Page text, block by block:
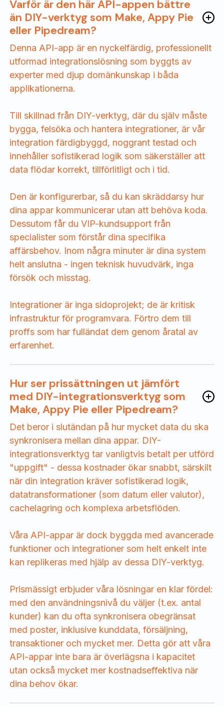
Varför är den här API-appen bättre
än DIY-verktyg som Make, Appy Pie
eller Pipedream?
Denna API-app är en nyckelfärdig, professionellt
utformad integrationslösning som byggts av
experter med djup domänkunskap i båda
applikationerna.
Till skillnad från DIY-verktyg, där du själv måste
bygga, felsöka och hantera integrationer, är vår
integration färdigbyggd, noggrant testad och
innehåller sofistikerad logik som säkerställer att
data flödar korrekt, tillförlitligt och i tid.
Den är konfigurerbar, så du kan skräddarsy hur
dina appar kommunicerar utan att behöva koda.
Dessutom får du VIP-kundsupport från
specialister som förstår dina specifika
affärsbehov. Inom några minuter är dina system
helt anslutna - ingen teknisk huvudvärk, inga
försök och misstag.
Integrationer är inga sidoprojekt; de är kritisk
infrastruktur för programvara. Förtro dem till
proffs som har fulländat dem genom åratal av
erfarenhet.
Hur ser prissättningen ut jämfört
med DIY-integrationsverktyg som
Make, Appy Pie eller Pipedream?
Det beror i slutändan på hur mycket data du ska
synkronisera mellan dina appar. DIY-
integrationsverktyg tar vanligtvis betalt per utförd
"uppgift" - dessa kostnader ökar snabbt, särskilt
när din integration kräver sofistikerad logik,
datatransformationer (som datum eller valutor),
cachelagring och komplexa arbetsflöden.
Våra API-appar är dock byggda med avancerade
funktioner och integrationer som helt enkelt inte
kan replikeras med hjälp av dessa DIY-verktyg.
Prismässigt erbjuder våra lösningar en klar fördel:
med den användningsnivå du väljer (t.ex. antal
kunder) kan du ofta synkronisera obegränsat
med poster, inklusive kunddata, försäljning,
transaktioner och mycket mer. Detta gör att våra
API-appar inte bara är överlägsna i kapacitet
utan också mycket mer kostnadseffektiva när
dina behov ökar.